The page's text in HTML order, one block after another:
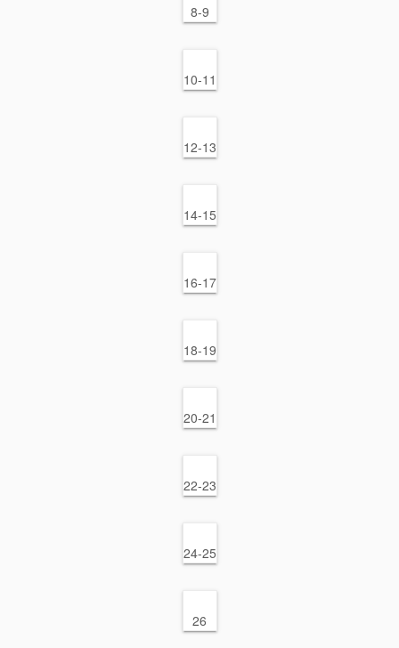
8-9
10-11
12-13
14-15
16-17
18-19
20-21
22-23
24-25
26